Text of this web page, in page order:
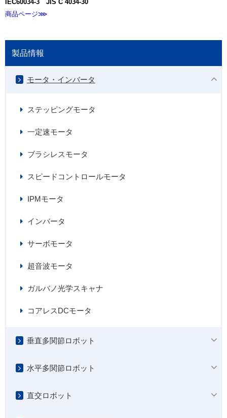
IEC60034-3 JIS C 4034-30
商品ページ⋙
製品情報
モータ・インバータ
ステッピングモータ
一定速モータ
ブラシレスモータ
スピードコントロールモータ
IPMモータ
インバータ
サーボモータ
超音波モータ
ガルバノ光学スキャナ
コアレスDCモータ
垂直多関節ロボット
水平多関節ロボット
直交ロボット